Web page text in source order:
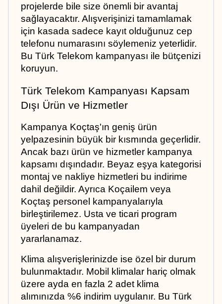
projelerde bile size önemli bir avantaj
sağlayacaktır. Alışverişinizi tamamlamak
için kasada sadece kayıt olduğunuz cep
telefonu numarasını söylemeniz yeterlidir.
Bu Türk Telekom kampanyası ile bütçenizi
koruyun.
Türk Telekom Kampanyası Kapsam
Dışı Ürün ve Hizmetler
Kampanya Koçtaş'ın geniş ürün
yelpazesinin büyük bir kısmında geçerlidir.
Ancak bazı ürün ve hizmetler kampanya
kapsamı dışındadır. Beyaz eşya kategorisi
montaj ve nakliye hizmetleri bu indirime
dahil değildir. Ayrıca Koçailem veya
Koçtaş personel kampanyalarıyla
birleştirilemez. Usta ve ticari program
üyeleri de bu kampanyadan
yararlanamaz.
Klima alışverişlerinizde ise özel bir durum
bulunmaktadır. Mobil klimalar hariç olmak
üzere ayda en fazla 2 adet klima
alımınızda %6 indirim uygulanır. Bu Türk